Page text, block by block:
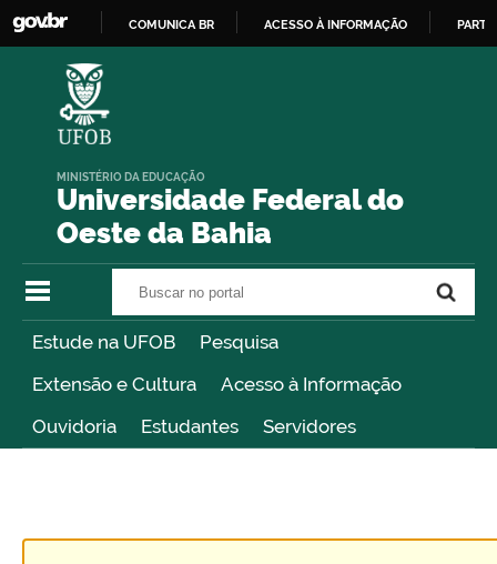
COMUNICA BR ACESSO À INFORMAÇÃO
Universidade Federal do
Oeste da Bahia
MINISTÉRIO DA EDUCAÇÃO
Estude na UFOB
Pesquisa
Extensão e Cultura
Acesso à Informação
Ouvidoria
Estudantes Servidores